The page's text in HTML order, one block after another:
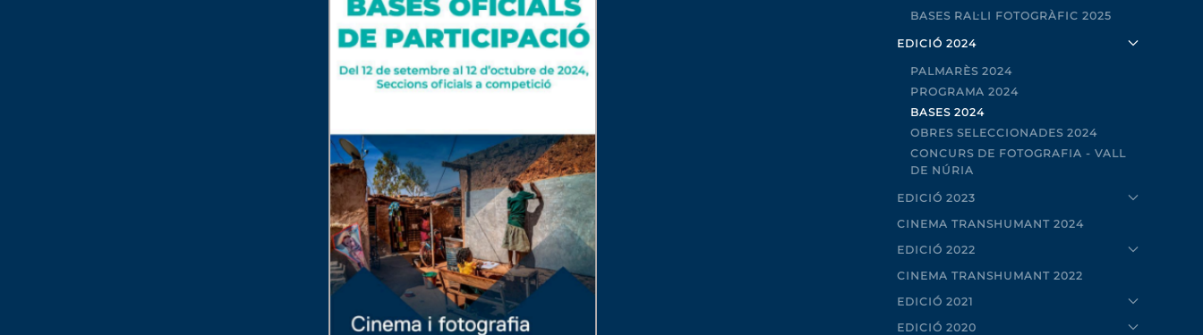
BASES RAL·LI FOTOGRÀFIC 2025
EDICIÓ 2024
PALMARÈS 2024
PROGRAMA 2024
BASES 2024
OBRES SELECCIONADES 2024
CONCURS DE FOTOGRAFIA - VALL
DE NÚRIA
EDICIÓ 2023
CINEMA TRANSHUMANT 2024
EDICIÓ 2022
CINEMA TRANSHUMANT 2022
EDICIÓ 2021
EDICIÓ 2020